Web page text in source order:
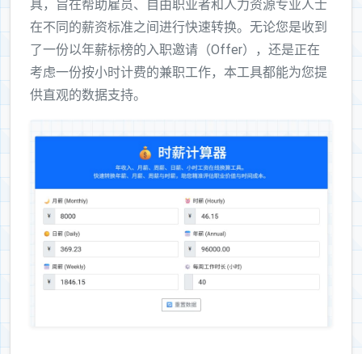
具，旨在帮助雇员、自由职业者和人力资源专业人士
在不同的薪资标准之间进行快速转换。无论您是收到
了一份以年薪标榜的入职邀请（Offer），还是正在
考虑一份按小时计费的兼职工作，本工具都能为您提
供直观的数据支持。